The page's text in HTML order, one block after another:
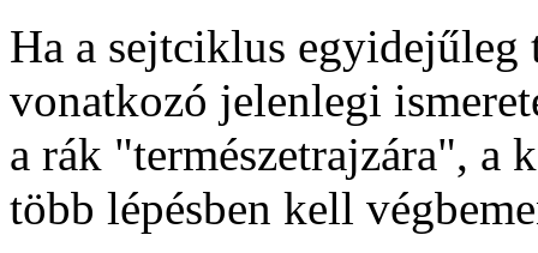
Ha a sejtciklus egyidejűleg
vonatkozó jelenlegi
a rák "természetrajzára", a
több lépésben kell